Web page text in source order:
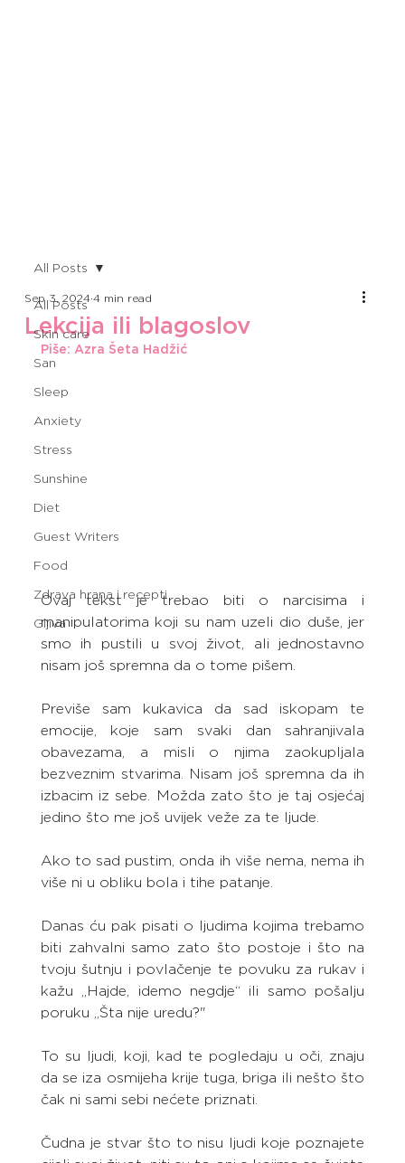
All Posts
Skin care
San
Sleep
Anxiety
Stress
Sunshine
Diet
Guest Writers
Food
Zdrava hrana i recepti
Gljiva
All Posts
Lekcija ili blagoslov
Sep 3, 2024 4 min read
Piše: Azra Šeta Hadžić
Ovaj tekst je trebao biti o narcisima i
manipulatorima koji su nam uzeli dio duše, jer
smo ih pustili u svoj život, ali jednostavno
nisam još spremna da o tome pišem.
Previše sam kukavica da sad iskopam te
emocije, koje sam svaki dan sahranjivala
obavezama, a misli o njima zaokupljala
bezveznim stvarima. Nisam još spremna da ih
izbacim iz sebe. Možda zato što je taj osjećaj
jedino što me još uvijek veže za te ljude.
Ako to sad pustim, onda ih više nema, nema ih
više ni u obliku bola i tihe patanje.
Danas ću pak pisati o ljudima kojima trebamo
biti zahvalni samo zato što postoje i što na
tvoju šutnju i povlačenje te povuku za rukav i
kažu „Hajde, idemo negdje“ ili samo pošalju
poruku „Šta nije uredu?"
To su ljudi, koji, kad te pogledaju u oči, znaju
da se iza osmijeha krije tuga, briga ili nešto što
čak ni sami sebi nećete priznati.
Čudna je stvar što to nisu ljudi koje poznajete